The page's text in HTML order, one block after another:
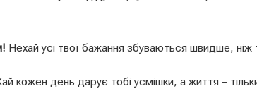
Нехай усі твої бажання збуваються швидше, ніж
кожен день дарує тобі усмішки, а життя –